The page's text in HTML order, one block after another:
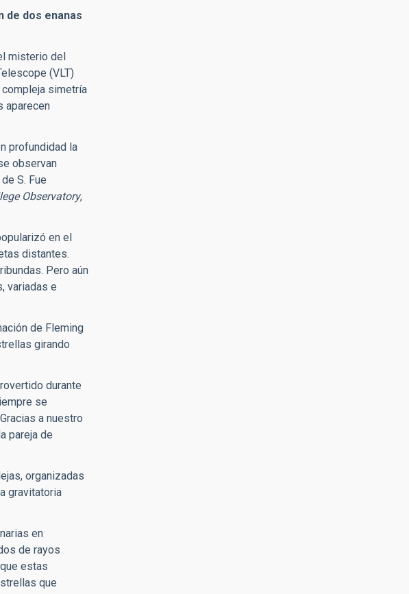
de dos enanas
misterio del
(VLT)
simetría
aparecen
profundidad la
observan
S. Fue
Observatory,
en el
distantes.
Pero aún
variadas e
de Fleming
girando
durante
se
a nuestro
pareja de
organizadas
gravitatoria
en
de rayos
estas
que